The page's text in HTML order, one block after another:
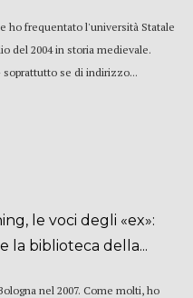
ho frequentato l'università Statale
del 2004 in storia medievale.
se di indirizzo...
le voci degli «ex»:
la biblioteca della...
nel 2007. Come molti, ho